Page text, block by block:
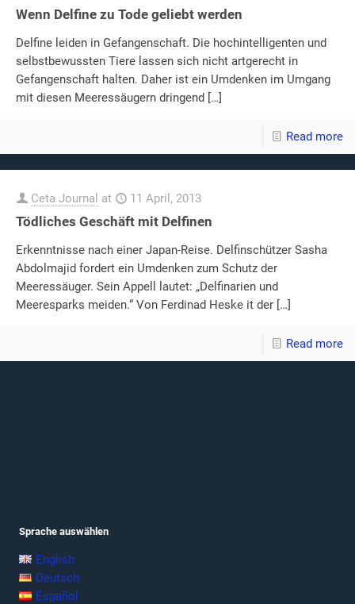
Wenn Delfine zu Tode geliebt werden
Delfine leiden in Gefangenschaft. Die hochintelligenten und
selbstbewussten Tiere lassen sich nicht artgerecht in
Gefangenschaft halten. Daher ist ein Umdenken im Umgang
mit diesen Meeressäugern dringend
[…]
Read more
Ceta Journal at 11 April, 2013
Tödliches Geschäft mit Delfinen
Erkenntnisse nach einer Japan-Reise. Delfinschützer Sasha
Abdolmajid fordert ein Umdenken zum Schutz der
Meeressäuger. Sein Appell lautet: „Delfinarien und
Meeresparks meiden.“ Von Ferdinad Heske it der […]
Read more
Sprache auswählen
English
Deutsch
Español